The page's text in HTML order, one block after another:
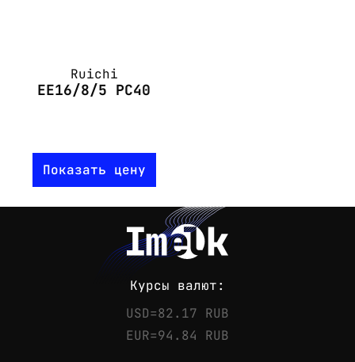
Ruichi
EE16/8/5 PC40
Показать цену
Курсы валют:
USD=82.17 RUB
EUR=94.84 RUB